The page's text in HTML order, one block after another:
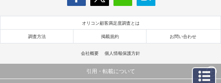
オリコン顧客満足度調査とは
調査方法 掲載規約 お問い合わせ
会社概要 個人情報保護方針
引用・転載について